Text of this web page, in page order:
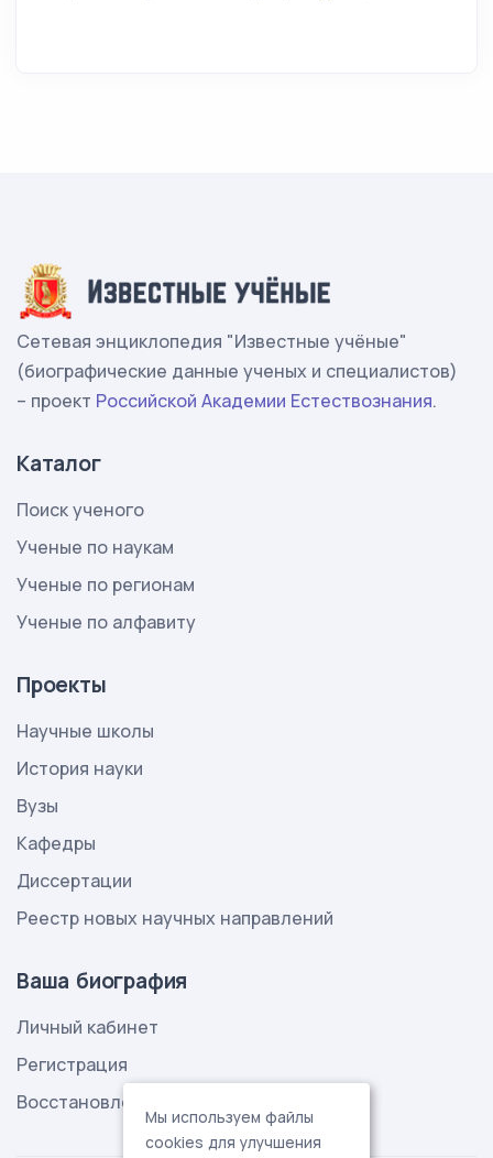
Сетевая энциклопедия "Известные учёные"
(биографические данные ученых и специалистов)
– проект Российской Академии Естествознания.
Каталог
Поиск ученого
Ученые по наукам
Ученые по регионам
Ученые по алфавиту
Проекты
Научные школы
История науки
Вузы
Кафедры
Диссертации
Реестр новых научных направлений
Ваша биография
Личный кабинет
Регистрация
Восстановление пароля
Мы используем файлы
cookies для улучшения